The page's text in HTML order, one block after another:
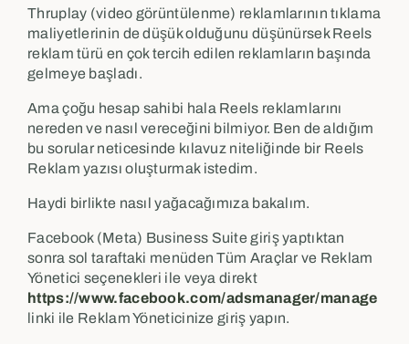
Thruplay (video görüntülenme) reklamlarının tıklama
maliyetlerinin de düşük olduğunu düşünürsek Reels
reklam türü en çok tercih edilen reklamların başında
gelmeye başladı.
Ama çoğu hesap sahibi hala Reels reklamlarını
nereden ve nasıl vereceğini bilmiyor. Ben de aldığım
bu sorular neticesinde kılavuz niteliğinde bir Reels
Reklam yazısı oluşturmak istedim.
Haydi birlikte nasıl yağacağımıza bakalım.
Facebook (Meta) Business Suite giriş yaptıktan
sonra sol taraftaki menüden Tüm Araçlar ve Reklam
Yönetici seçenekleri ile veya direkt
https://www.facebook.com/adsmanager/manage
linki ile Reklam Yöneticinize giriş yapın.